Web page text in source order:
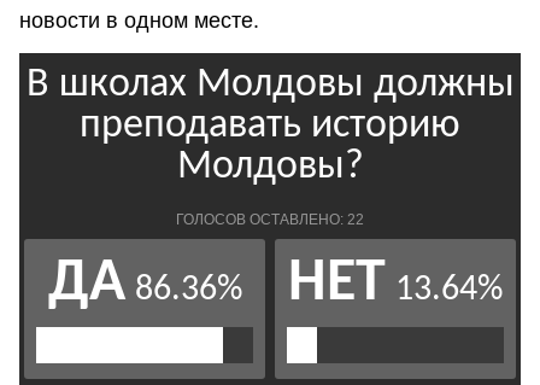
новости в одном месте.